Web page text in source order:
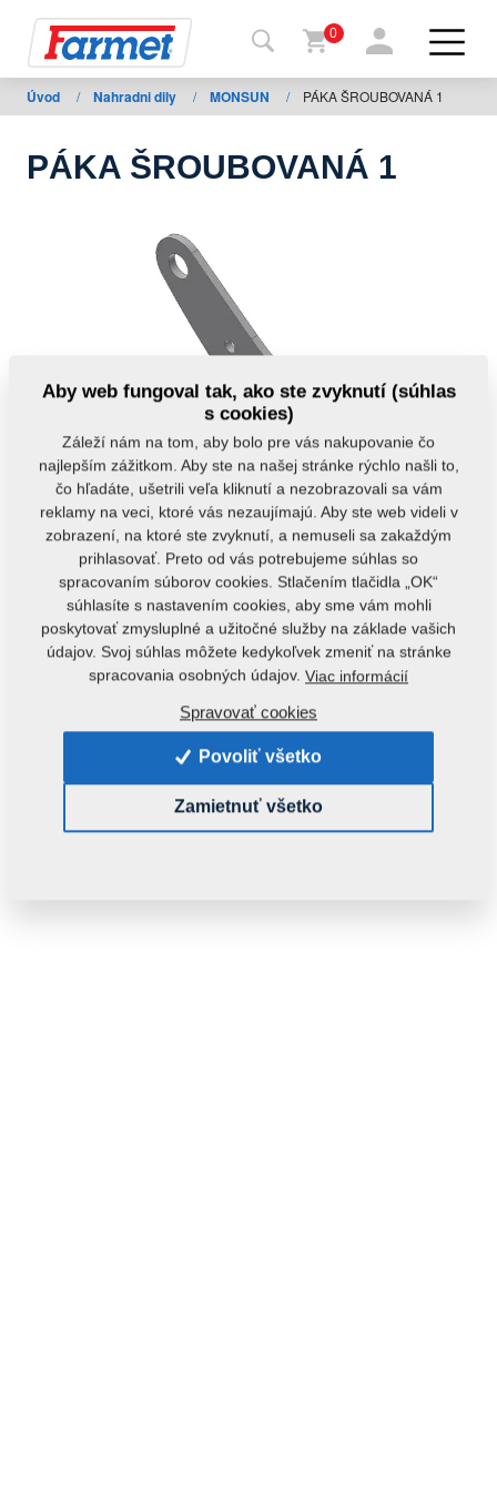
Späť
na
stiahnutie
0
Úvod / Nahradni dily / MONSUN / PÁKA ŠROUBOVANÁ 1
PÁKA ŠROUBOVANÁ 1
Kód produktu: m81230104-318
Tento diel je použiteľný aj pre nasledovné stroje:
0,2500 Kg
Aby web fungoval tak, ako ste zvyknutí (súhlas
s cookies)
Záleží nám na tom, aby bolo pre vás nakupovanie čo
najlepším zážitkom. Aby ste na našej stránke rýchlo našli to,
čo hľadáte, ušetrili veľa kliknutí a nezobrazovali sa vám
reklamy na veci, ktoré vás nezaujímajú. Aby ste web videli v
zobrazení, na ktoré ste zvyknutí, a nemuseli sa zakaždým
prihlasovať. Preto od vás potrebujeme súhlas so
spracovaním súborov cookies. Stlačením tlačidla „OK“
súhlasíte s nastavením cookies, aby sme vám mohli
poskytovať zmysluplné a užitočné služby na základe vašich
údajov. Svoj súhlas môžete kedykoľvek zmeniť na stránke
spracovania osobných údajov. Viac informácií
Spravovať cookies
Povoliť všetko
Zamietnuť všetko